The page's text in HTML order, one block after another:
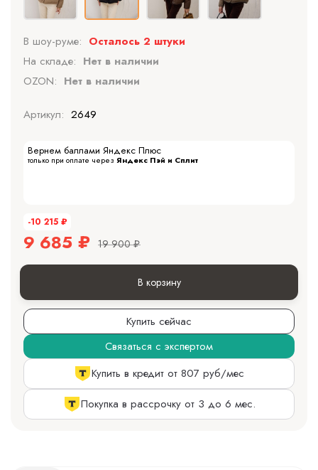
В шоу-руме: Осталось 2 штуки
На складе: Нет в наличии
OZON: Нет в наличии
Артикул: 2649
Вернем баллами Яндекс Плюс
только при оплате через Яндекс Пэй и Сплит
-10 215 ₽
9 685 ₽ 19 900 ₽
В корзину
Купить сейчас
Связаться с экспертом
Купить в кредит от 807 руб/мес
Покупка в рассрочку от 3 до 6 мес.